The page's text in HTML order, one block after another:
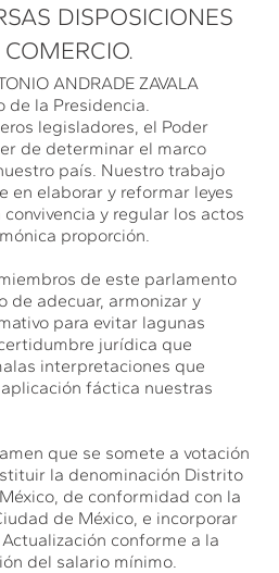
DISPOSICIONES
ANDRADE ZAVALA
de la Presidencia.
legisladores, el Poder
de determinar el marco
país. Nuestro trabajo
en elaborar y reformar leyes
y regular los actos
proporción.
de este parlamento
de adecuar, armonizar y
para evitar lagunas
jurídica que
interpretaciones que
fáctica nuestras
que se somete a votación
la denominación Distrito
de conformidad con la
de México, e incorporar
conforme a la
del salario mínimo.